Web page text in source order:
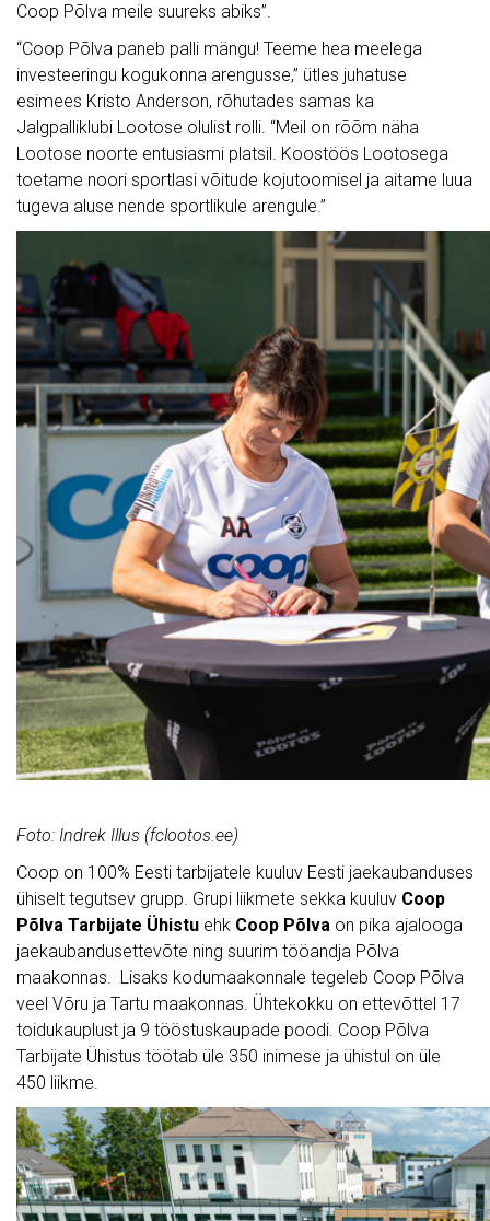
Coop Põlva meile suureks abiks”.
“Coop Põlva paneb palli mängu! Teeme hea meelega
investeeringu kogukonna arengusse,” ütles juhatuse
esimees Kristo Anderson, rõhutades samas ka
Jalgpalliklubi Lootose olulist rolli. “Meil on rõõm näha
Lootose noorte entusiasmi platsil. Koostöös Lootosega
toetame noori sportlasi võitude kojutoomisel ja aitame luua
tugeva aluse nende sportlikule arengule.”
Foto: Indrek Illus (fclootos.ee)
Coop on 100% Eesti tarbijatele kuuluv Eesti jaekaubanduses
ühiselt tegutsev grupp. Grupi liikmete sekka kuuluv Coop
Põlva Tarbijate Ühistu ehk Coop Põlva on pika ajalooga
jaekaubandusettevõte ning suurim tööandja Põlva
maakonnas. Lisaks kodumaakonnale tegeleb Coop Põlva
veel Võru ja Tartu maakonnas. Ühtekokku on ettevõttel 17
toidukauplust ja 9 tööstuskaupade poodi. Coop Põlva
Tarbijate Ühistus töötab üle 350 inimese ja ühistul on üle
450 liikme.